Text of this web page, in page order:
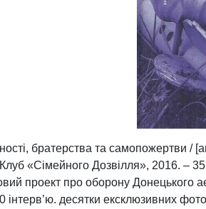
братерства та самопожертви /
«Сімейного Дозвілля», 2016. –
проект про оборону Донецького
інтерв’ю. десятки ексклюзивних